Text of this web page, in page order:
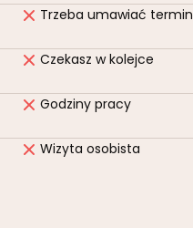
Trzeba umawiać termin
Czekasz w kolejce
Godziny pracy
Wizyta osobista